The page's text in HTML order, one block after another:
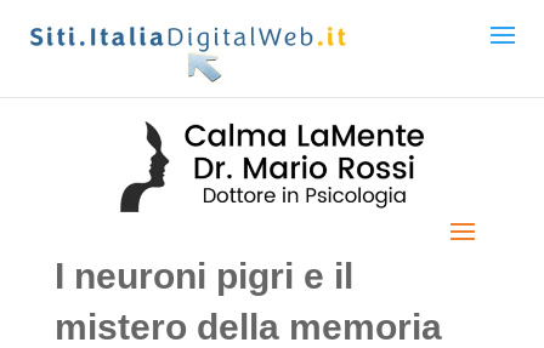
I neuroni pigri e il
mistero della memoria